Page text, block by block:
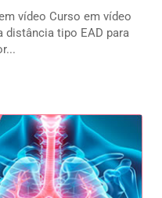
vídeo Curso em vídeo
distância tipo EAD para